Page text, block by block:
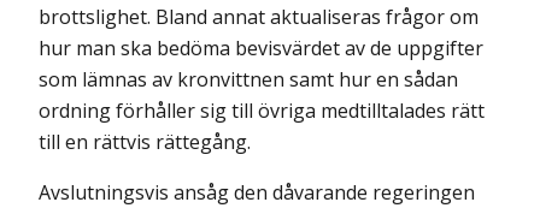
brottslighet. Bland annat aktualiseras frågor om
hur man ska be­döma bevisvärdet av de uppgifter
som lämnas av kronvittnen samt hur en sådan
ordning förhåller sig till övriga medtilltalades rätt
till en rättvis rätte­gång.
Avslutningsvis ansåg den dåvarande regeringen